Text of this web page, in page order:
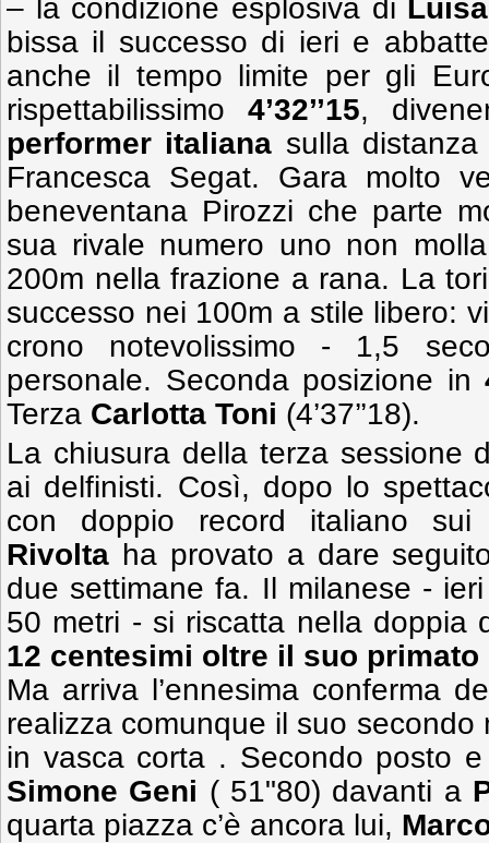
– la condizione esplosiva di
bissa il successo di ieri e
anche il tempo limite per gli
rispettabilissimo4’32’’15,
performer italiana sulla
Francesca Segat. Gara molto
beneventana Pirozzi che parte
sua rivale numero uno non
200m nella frazione a rana. La
successo nei 100m a stile libero:
crono notevolissimo - 1,5
personale. Seconda posizione in
Terza Carlotta Toni (4’37’’18).
La chiusura della terza sessione
ai delfinisti. Così, dopo lo
con doppio record italiano
Rivolta ha provato a dare
due settimane fa. Il milanese -
50 metri - si riscatta nella doppia
12 centesimi oltre il suo primato
Ma arriva l’ennesima conferma
realizza comunque il suo secondo
in vasca corta . Secondo posto
Simone Geni ( 51"80) davanti a
quarta piazza c’è ancora lui,